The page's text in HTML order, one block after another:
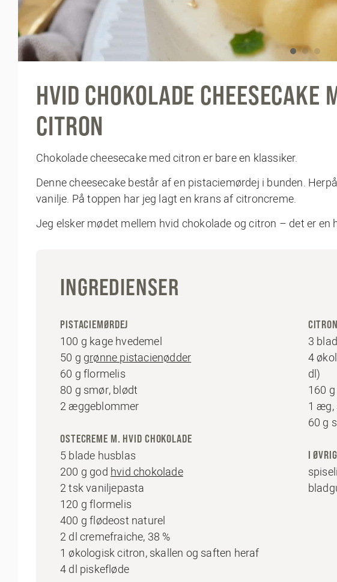
HVID CHOKOLADE CHEESECAKE
CITRON
Chokolade cheesecake med citron er bare en klassiker.
Denne cheesecake består af en pistaciemørdej i bunden.
vanilje. På toppen har jeg lagt en krans af citroncreme.
Jeg elsker mødet mellem hvid chokolade og citron – det er en
INGREDIENSER
PISTACIEMØRDEJ
100 g kage hvedemel
50 g grønne pistacienødder
60 g flormelis
80 g smør, blødt
2 æggeblommer
OSTECREME M. HVID CHOKOLADE
5 blade husblas
200 g god hvid chokolade
2 tsk vaniljepasta
120 g flormelis
400 g flødeost naturel
2 dl cremefraiche, 38 %
1 økologisk citron, skallen og saften heraf
4 dl piskefløde
3
4
dl)
160
1 æg,
60 g
I